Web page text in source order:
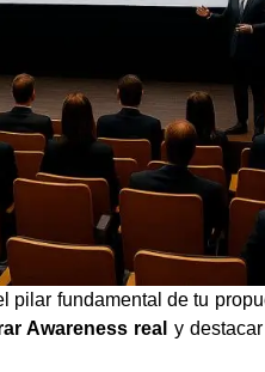
fundamental de tu
Awareness real y